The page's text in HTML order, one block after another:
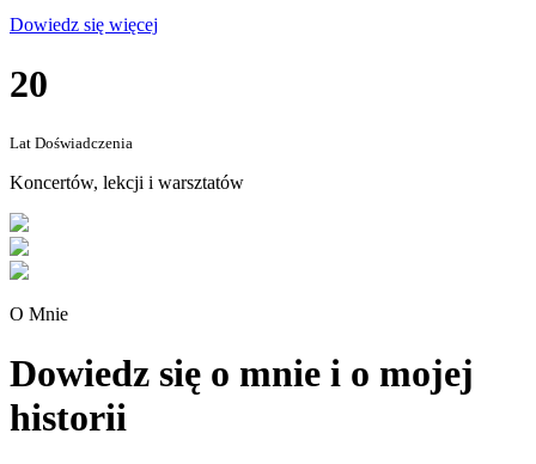
Dowiedz się więcej
20
Lat Doświadczenia
Koncertów, lekcji i warsztatów
O Mnie
Dowiedz się o mnie i o mojej
historii